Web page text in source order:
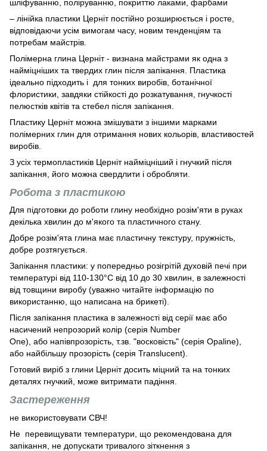
шліфуванню, поліруванню, покриттю лаками, фарбами
– лінійка пластики Церніт постійно розширюється і росте,
відповідаючи усім вимогам часу, новим тенденціям та
потребам майстрів.
Полімерна глина Церніт - визнана майстрами як одна з
найміцніших та твердих глин після запікання. Пластика
ідеально підходить і для тонких виробів, ботанічної
флористики, завдяки стійкості до розкатування, гнучкості
пелюстків квітів та стебел після запікання.
Пластику Церніт можна змішувати з іншими марками
полімерних глин для отримання нових кольорів, властивостей
виробів.
З усіх термопластиків Церніт найміцніший і гнучкий після
запікання, його можна свердлити і обробляти.
Робота з пластикою
Для підготовки до роботи глину необхідно розім'яти в руках
декілька хвилин до м'якого та пластичного стану.
Добре розім'ята глина має пластичну текстуру, пружність,
добре розтягується.
Запікання пластики: у попередньо розігрітій духовій печі при
температурі від 110-130°C від 10 до 30 хвилин, в залежності
від товщини виробу (уважно читайте інформацію по
використанню, що написана на брикеті).
Після запікання пластика в залежності від серії має або
насичений непрозорий колір (серія Number
One), або напівпрозорість, т.зв. "восковість" (серія Opaline),
або найбільшу прозорість (серія Translucent).
Готовий виріб з глини Церніт досить міцний та на тонких
деталях гнучкий, може витримати падіння.
Застереження
не використовувати СВЧ!
Не перевищувати температури, що рекомендована для
запікання, не допускати тривалого зіткнення з